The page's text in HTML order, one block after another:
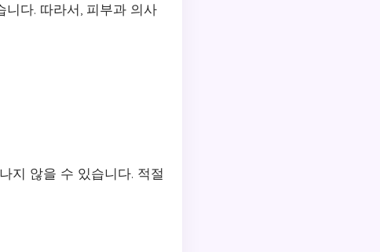
다. 따라서, 피부과 의사
지 않을 수 있습니다. 적절